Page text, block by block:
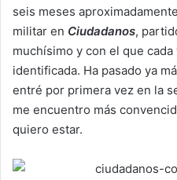
seis meses
militar en Ciudadanos,
muchísimo y con el que
identificada. Ha pasado ya
entré por primera vez en la
me encuentro más
quiero estar.